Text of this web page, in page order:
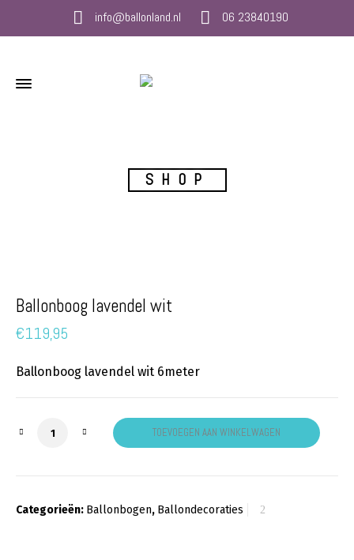
info@ballonland.nl 06 23840190
SHOP
Ballonboog lavendel wit
€119,95
Ballonboog lavendel wit 6meter
Ballonboog lavendel wit aantal
TOEVOEGEN AAN WINKELWAGEN
Categorieën: Ballonbogen, Ballondecoraties